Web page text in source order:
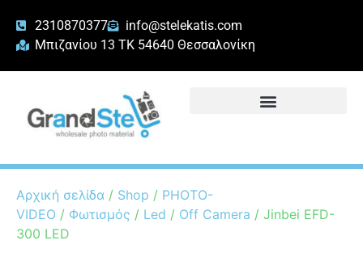
2310870377
info@stelekatis.com
Μπιζανίου 13 ΤΚ 54640 Θεσσαλονίκη
Αρχική σελίδα / Shop / PHOTO-
VIDEO / Φωτισμός / Led / Off Camera / Jinbei EFD-
300 LED